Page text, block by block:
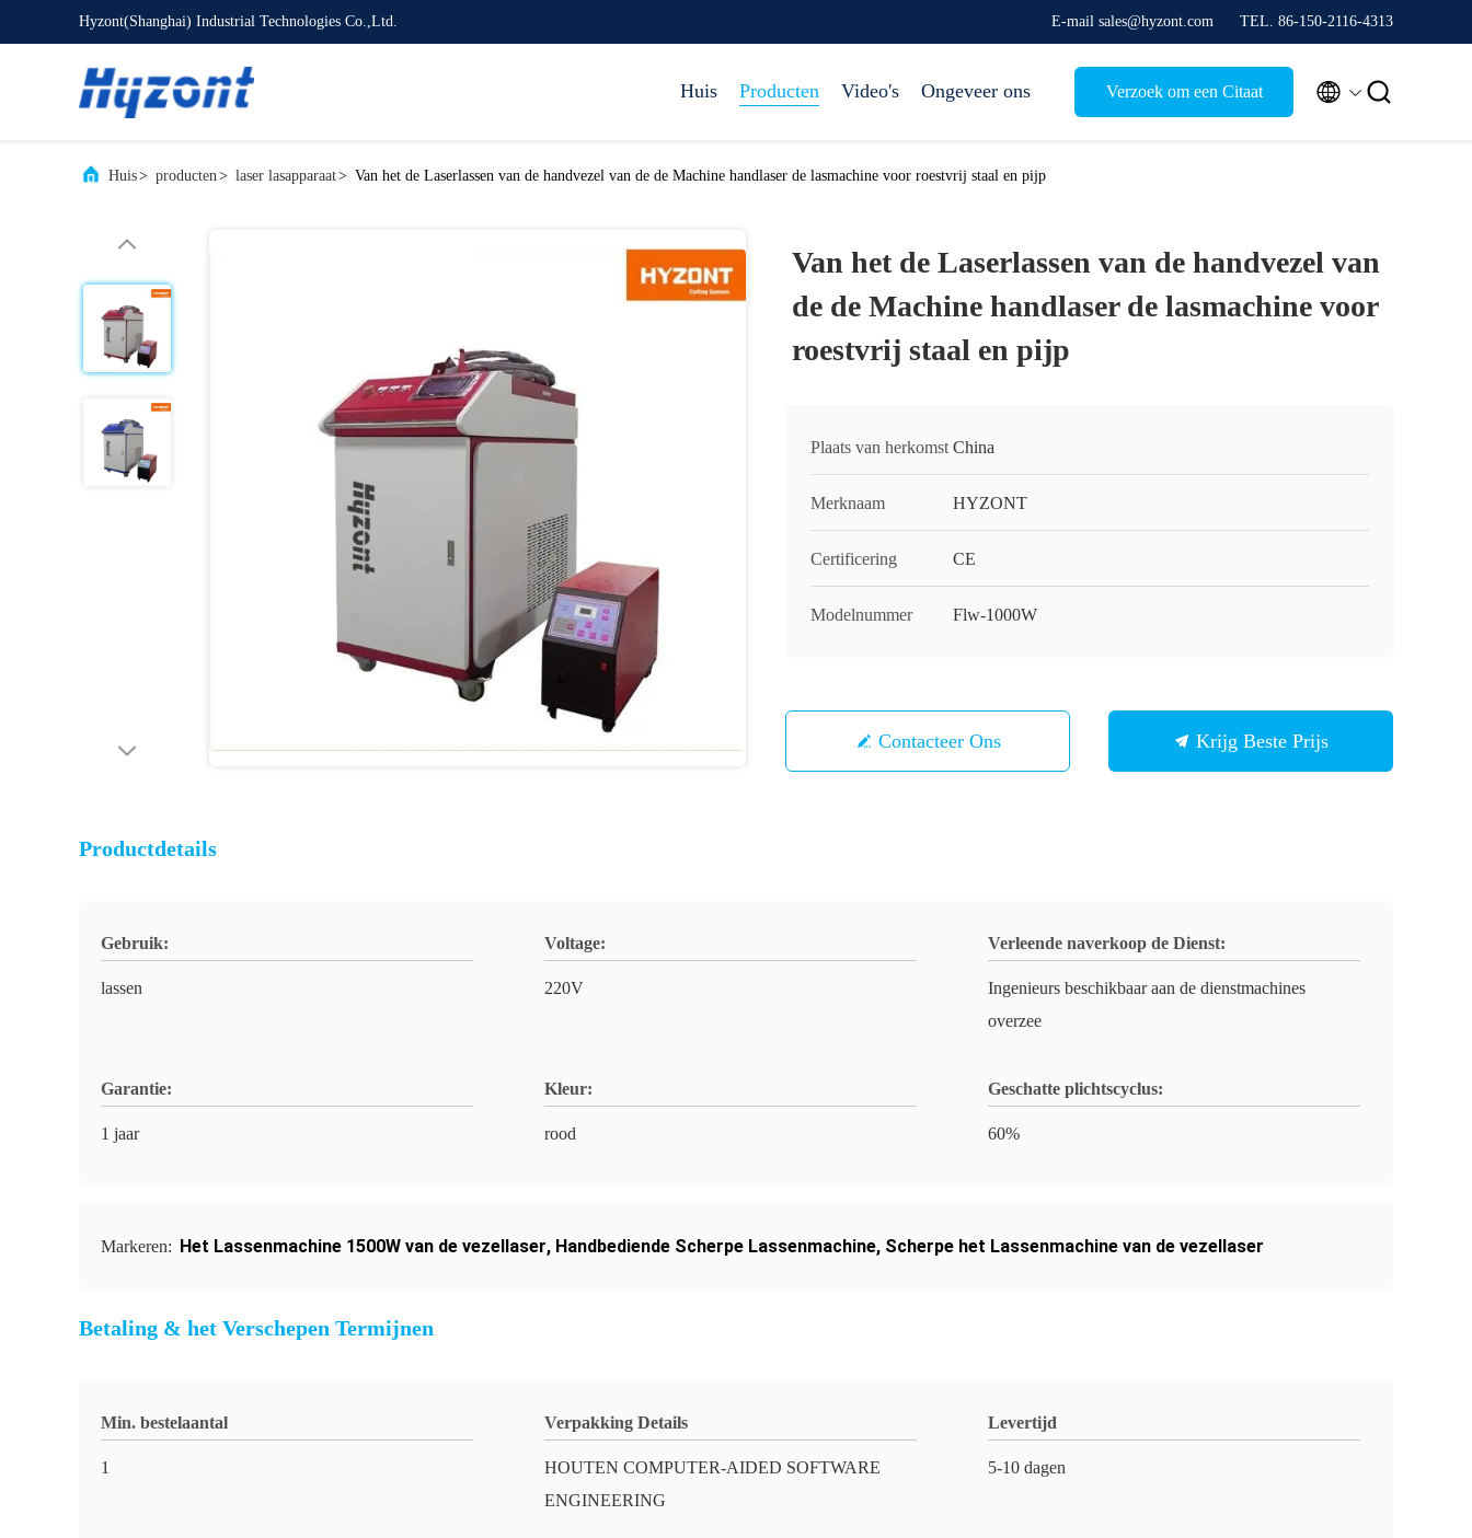
Hyzont(Shanghai) Industrial Technologies Co.,Ltd. E-mail sales@hyzont.com TEL. 86-150-2116-4313
Huis Producten Video's Ongeveer ons Verzoek om een Citaat  
Huis> producten> laser lasapparaat> Van het de Laserlassen van de handvezel van de de Machine handlaser de lasmachine voor roestvrij staal en pijp
Van het de Laserlassen van de handvezel van
de de Machine handlaser de lasmachine voor
roestvrij staal en pijp
Plaats van herkomst China
Merknaam HYZONT
Certificering CE
Modelnummer Flw-1000W
Contacteer Ons Krijg Beste Prijs
Productdetails
Gebruik:
lassen
Voltage:
220V
Verleende naverkoop de Dienst:
Ingenieurs beschikbaar aan de dienstmachines
overzee
Garantie:
1 jaar
Kleur:
rood
Geschatte plichtscyclus:
60%
Markeren: Het Lassenmachine 1500W van de vezellaser, Handbediende Scherpe Lassenmachine, Scherpe het Lassenmachine van de vezellaser
Betaling & het Verschepen Termijnen
Min. bestelaantal
1
Verpakking Details
HOUTEN COMPUTER-AIDED SOFTWARE
ENGINEERING
Levertijd
5-10 dagen